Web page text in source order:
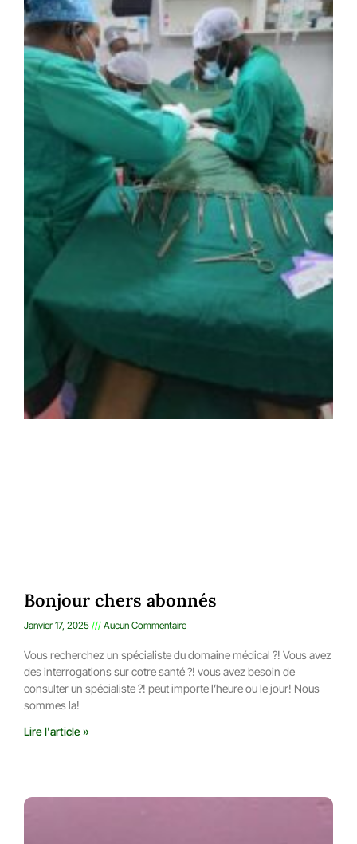
Bonjour chers abonnés
Janvier 17, 2025 Aucun Commentaire
Vous recherchez un spécialiste du domaine médical ?! Vous avez
des interrogations sur cotre santé ?! vous avez besoin de
consulter un spécialiste ?! peut importe l’heure ou le jour! Nous
sommes la!
Lire l'article »